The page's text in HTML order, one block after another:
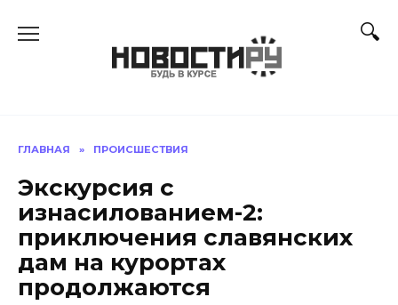
ГЛАВНАЯ » ПРОИСШЕСТВИЯ
Экскурсия с
изнасилованием-2:
приключения славянских
дам на курортах
продолжаются